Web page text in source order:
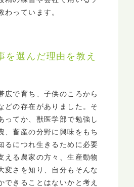
わっています。
選んだ理由を教え
広で育ち、子供のころから
どの存在がありました。そ
ってか、獣医学部で勉強し
、畜産の分野に興味をもち
るにつれ生きるために必要
える農家の方々、生産動物
変さを知り、自分もそんな
できることはないかと考え